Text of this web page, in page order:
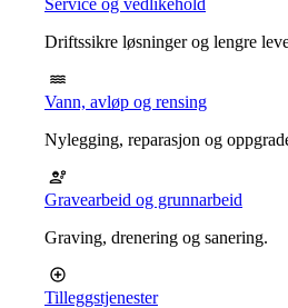
Driftssikre løsninger og lengre
Vann, avløp og rensing
Nylegging, reparasjon og
Gravearbeid og grunnarbeid
Graving, drenering og sanering.
Tilleggstjenester